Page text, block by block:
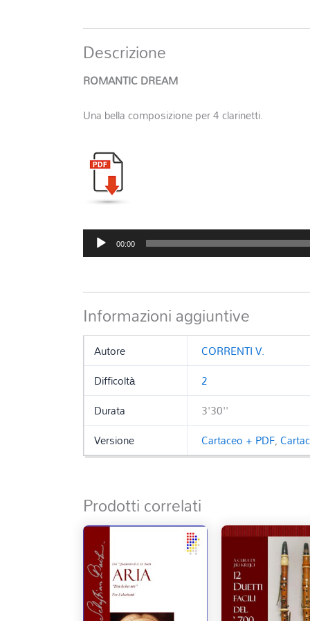
Descrizione
ROMANTIC DREAM
Una bella composizione per 4 clarinetti.
Audio
Player
00:00
Informazioni aggiuntive
Autore
CORRENTI V.
Difficoltà
2
Durata
3'30''
Versione
Cartaceo + PDF,
Prodotti correlati